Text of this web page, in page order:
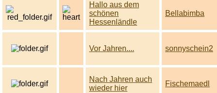
Hallo aus dem
schönen
Hessenländle
Bellabimba
Vor Jahren.... sonnyschein2
Nach Jahren auch
wieder hier
Fischemaedl